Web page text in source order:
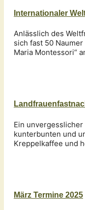
Internationaler
Anlässlich des
sich fast 50
Maria Montessori“
Ein
kunterbunten und
Kreppelkaffee und
März Termine 2025